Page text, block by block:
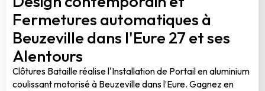
Fermetures automatiques à
Beuzeville dans l'Eure 27 et ses
Alentours
Clôtures Bataille réalise l'Installation de Portail en aluminium
coulissant motorisé à Beuzeville dans l’Eure. Gagnez en